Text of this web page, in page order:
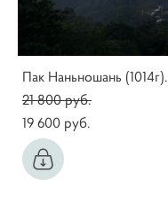
Пак Наньношань (1014г).
21 800 pуб.
19 600 pуб.